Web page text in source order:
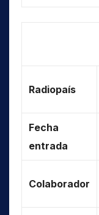
Radiopaís
Fecha
entrada
Colaborador